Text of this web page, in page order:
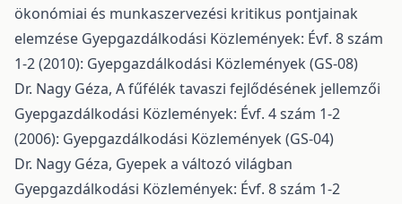
ökonómiai és munkaszervezési kritikus pontjainak
elemzése Gyepgazdálkodási Közlemények: Évf. 8 szám
1-2 (2010): Gyepgazdálkodási Közlemények (GS-08)
Dr. Nagy Géza, A fűfélék tavaszi fejlődésének jellemzői
Gyepgazdálkodási Közlemények: Évf. 4 szám 1-2
(2006): Gyepgazdálkodási Közlemények (GS-04)
Dr. Nagy Géza, Gyepek a változó világban
Gyepgazdálkodási Közlemények: Évf. 8 szám 1-2